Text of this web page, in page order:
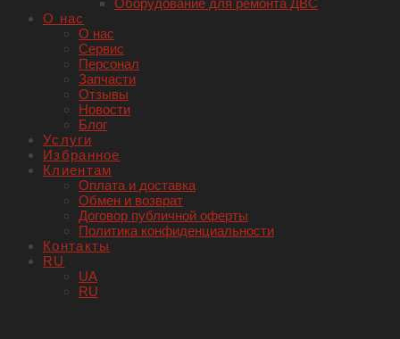
О нас
О нас
Сервис
Персонал
Запчасти
Отзывы
Новости
Блог
Услуги
Избранное
Клиентам
Оплата и доставка
Обмен и возврат
Договор публичной оферты
Политика конфиденциальности
Контакты
RU
UA
RU